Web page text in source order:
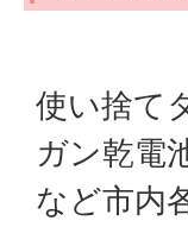
使い捨て
ガン乾電
など市内